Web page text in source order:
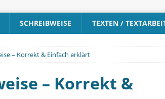
SCHREIBWEISE TEXTEN /
– Korrekt & Einfach erklärt
– Korrekt &